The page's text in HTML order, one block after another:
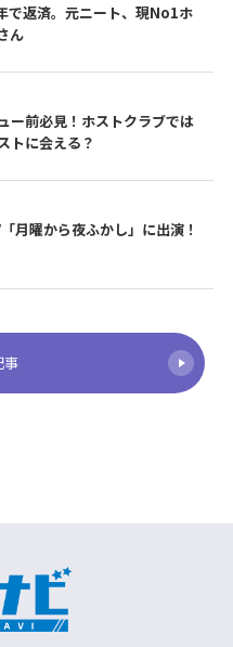
で返済。元ニート、現No1ホ
ん
ー前必見！ホストクラブでは
トに会える？
月曜から夜ふかし」に出演！
事